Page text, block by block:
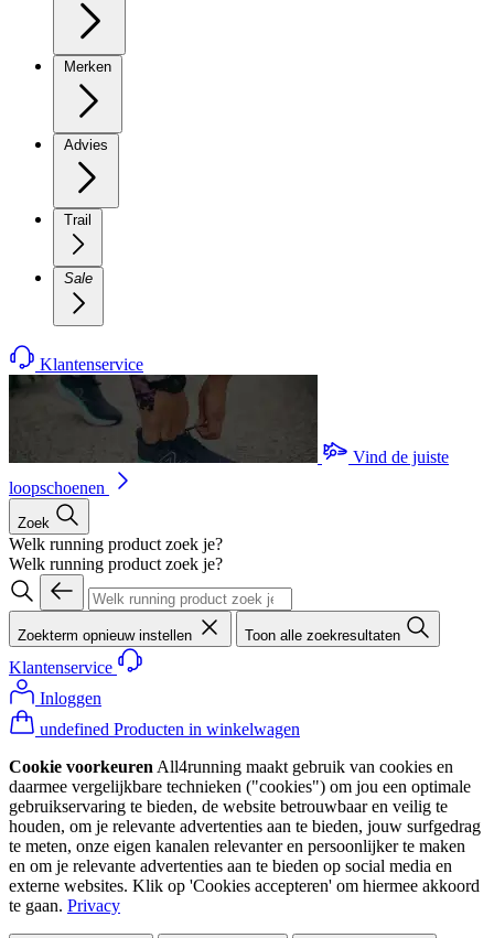
Merken
Advies
Trail
Sale
Klantenservice
Vind de juiste
loopschoenen
Zoek
Welk running product zoek je?
Welk running product zoek je?
Zoekterm opnieuw instellen Toon alle zoekresultaten
Klantenservice
Inloggen
undefined Producten in winkelwagen
Cookie voorkeuren All4running maakt gebruik van cookies en
daarmee vergelijkbare technieken ("cookies") om jou een optimale
gebruikservaring te bieden, de website betrouwbaar en veilig te
houden, om je relevante advertenties aan te bieden, jouw surfgedrag
te meten, onze eigen kanalen relevanter en persoonlijker te maken
en om je relevante advertenties aan te bieden op social media en
externe websites. Klik op 'Cookies accepteren' om hiermee akkoord
te gaan. Privacy